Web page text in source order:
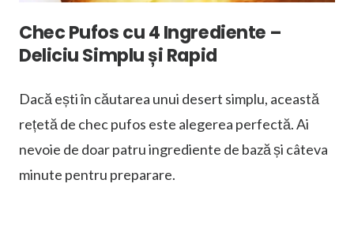
Chec Pufos cu 4 Ingrediente –
Deliciu Simplu și Rapid
Dacă ești în căutarea unui desert simplu, această
rețetă de chec pufos este alegerea perfectă. Ai
nevoie de doar patru ingrediente de bază și câteva
minute pentru preparare.